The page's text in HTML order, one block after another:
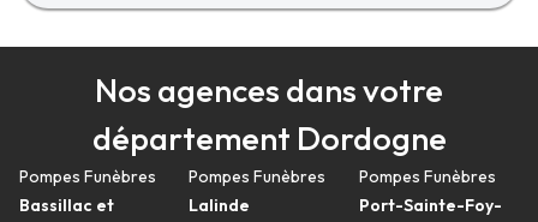
Nos agences dans votre
département Dordogne
Pompes Funèbres
Bassillac et
Pompes Funèbres
Lalinde
Pompes Funèbres
Port-Sainte-Foy-